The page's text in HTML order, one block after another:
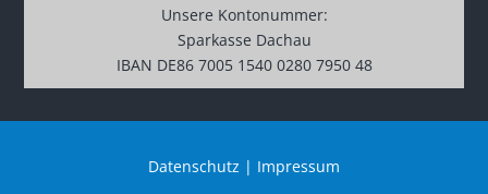
Unsere Kontonummer:
Sparkasse Dachau
IBAN DE86 7005 1540 0280 7950 48
Datenschutz | Impressum